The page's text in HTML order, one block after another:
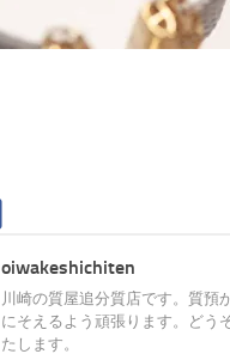
oiwakeshichiten
川崎の質屋追分質店です。質預
にそえるよう頑張ります。どう
たします。